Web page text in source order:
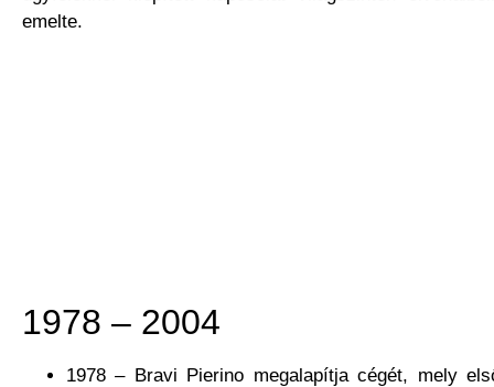
emelte.
1978 – 2004
1978 – Bravi Pierino megalapítja cégét, mely